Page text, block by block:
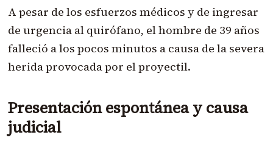
A pesar de los esfuerzos médicos y de ingresar
de urgencia al quirófano, el hombre de 39 años
falleció a los pocos minutos a causa de la severa
herida provocada por el proyectil.
Presentación espontánea y causa
judicial